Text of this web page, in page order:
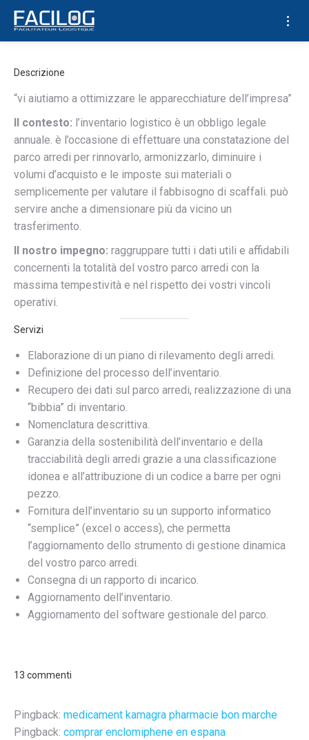
Descrizione
“vi aiutiamo a ottimizzare le apparecchiature dell’impresa”
Il contesto: l’inventario logistico è un obbligo legale
annuale. è l’occasione di effettuare una constatazione del
parco arredi per rinnovarlo, armonizzarlo, diminuire i
volumi d’acquisto e le imposte sui materiali o
semplicemente per valutare il fabbisogno di scaffali. può
servire anche a dimensionare più da vicino un
trasferimento.
Il nostro impegno: raggruppare tutti i dati utili e affidabili
concernenti la totalità del vostro parco arredi con la
massima tempestività e nel rispetto dei vostri vincoli
operativi.
Servizi
Elaborazione di un piano di rilevamento degli arredi.
Definizione del processo dell’inventario.
Recupero dei dati sul parco arredi, realizzazione di una
“bibbia” di inventario.
Nomenclatura descrittiva.
Garanzia della sostenibilità dell’inventario e della
tracciabilità degli arredi grazie a una classificazione
idonea e all’attribuzione di un codice a barre per ogni
pezzo.
Fornitura dell’inventario su un supporto informatico
“semplice” (excel o access), che permetta
l’aggiornamento dello strumento di gestione dinamica
del vostro parco arredi.
Consegna di un rapporto di incarico.
Aggiornamento dell’inventario.
Aggiornamento del software gestionale del parco.
13 commenti
Pingback: medicament kamagra pharmacie bon marche
Pingback: comprar enclomiphene en espana